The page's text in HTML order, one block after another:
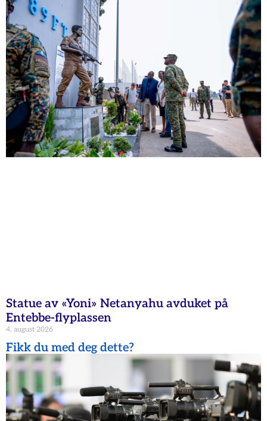
Statue av «Yoni» Netanyahu avduket på
Entebbe-flyplassen
4. august 2026
Fikk du med deg dette?